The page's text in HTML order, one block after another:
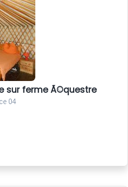
sur ferme Ã©questre
04